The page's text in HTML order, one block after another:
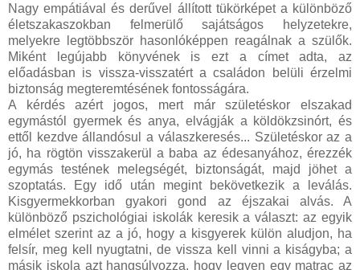
Nagy empátiával és derűvel állított tükörképet a különböző
életszakaszokban felmerülő sajátságos helyzetekre,
melyekre legtöbbször hasonlóképpen reagálnak a szülők.
Miként legújabb könyvének is ezt a címet adta, az
előadásban is vissza-visszatért a családon belüli érzelmi
biztonság megteremtésének fontosságára.
A kérdés azért jogos, mert már születéskor elszakad
egymástól gyermek és anya, elvágják a köldökzsinórt, és
ettől kezdve állandósul a válaszkeresés... Születéskor az a
jó, ha rögtön visszakerül a baba az édesanyához, érezzék
egymás testének melegségét, biztonságát, majd jöhet a
szoptatás. Egy idő után megint bekövetkezik a leválás.
Kisgyermekkorban gyakori gond az éjszakai alvás. A
különböző pszichológiai iskolák keresik a választ: az egyik
elmélet szerint az a jó, hogy a kisgyerek külön aludjon, ha
felsír, meg kell nyugtatni, de vissza kell vinni a kiságyba; a
másik iskola azt hangsúlyozza, hogy legyen egy matrac az